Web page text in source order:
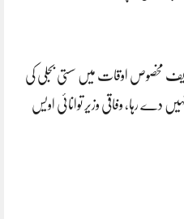
مخصوص اوقات میں سستی بجلی کی
دے رہا، وفاقی وزیر توانائی اویس